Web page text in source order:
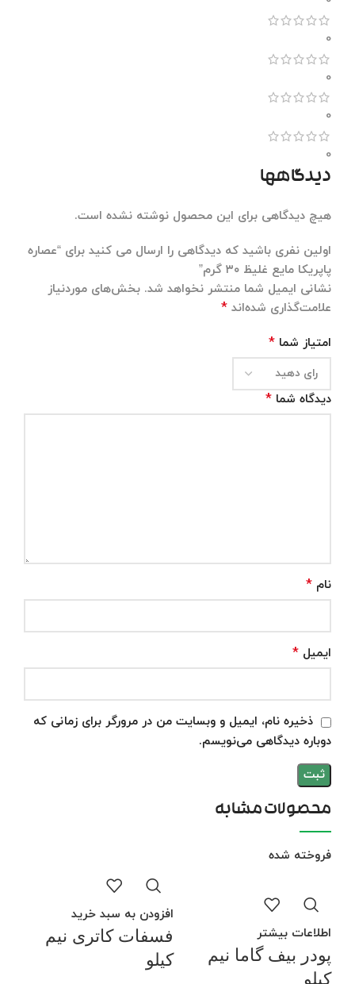
0
0
0
0
دیدگاهها
هیچ دیدگاهی برای این محصول نوشته نشده است.
اولین نفری باشید که دیدگاهی را ارسال می کنید برای “عصاره
پاپریکا مایع غلیظ ۳۰ گرم”
نشانی ایمیل شما منتشر نخواهد شد. بخش‌های موردنیاز
علامت‌گذاری شده‌اند *
امتیاز شما *
دیدگاه شما *
نام *
ایمیل *
ذخیره نام، ایمیل و وبسایت من در مرورگر برای زمانی که
دوباره دیدگاهی می‌نویسم.
محصولات مشابه
فروخته شده
اطلاعات بیشتر
پودر بیف گاما نیم
کیلو
افزودن به سبد خرید
فسفات کاتری نیم
کیلو